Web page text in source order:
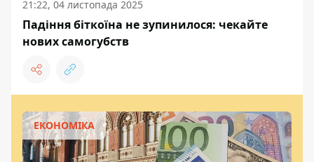
21:22, 04 листопада 2025
Падіння біткоїна не зупинилося: чекайте
нових самогубств
ЕКОНОМІКА